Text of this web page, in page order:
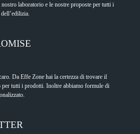
laboratorio e le nostre proposte per tutti i
Da Effe Zone hai la certezza di trovare il
per tutti i prodotti. Inoltre abbiamo formule di